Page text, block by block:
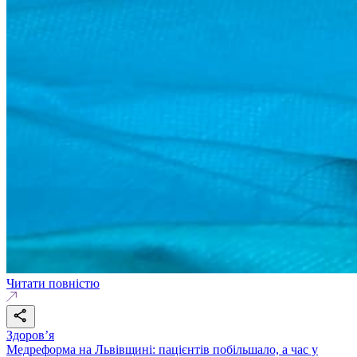
Читати повністю
Здоровʼя
Медреформа на Львівщині: пацієнтів побільшало, а час у